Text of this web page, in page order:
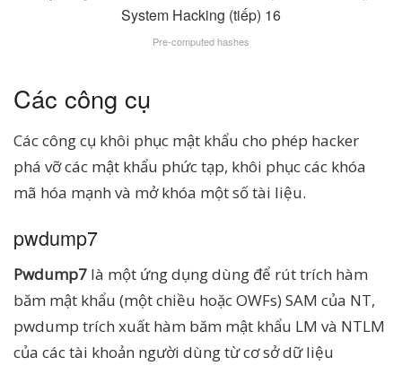
Pre-computed hashes
Các công cụ
Các công cụ khôi phục mật khẩu cho phép hacker
phá vỡ các mật khẩu phức tạp, khôi phục các khóa
mã hóa mạnh và mở khóa một số tài liệu.
pwdump7
Pwdump7 là một ứng dụng dùng để rút trích hàm
băm mật khẩu (một chiều hoặc OWFs) SAM của NT,
pwdump trích xuất hàm băm mật khẩu LM và NTLM
của các tài khoản người dùng từ cơ sở dữ liệu